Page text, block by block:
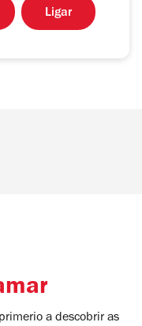
Ligar
a descobrir as